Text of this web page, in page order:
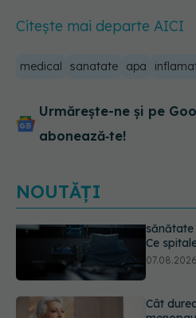
Citește mai departe AICI
medical sanatate apa
Urmărește-ne și pe
abonează‑te!
NOUTĂȚI
Cât